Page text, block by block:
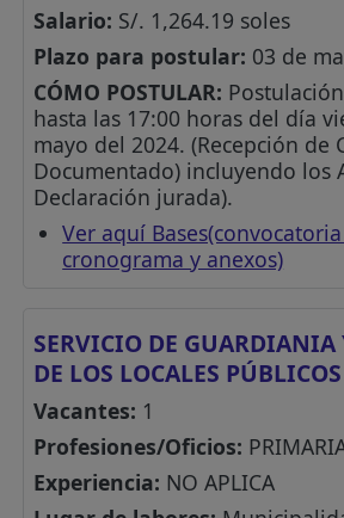
Salario: S/. 1,264.19 soles
Plazo para postular: 03 de
CÓMO POSTULAR:
hasta las 17:00 horas del día
mayo del 2024. (Recepción de
Documentado) incluyendo los
Declaración jurada).
Ver aquí
cronograma y anexos)
SERVICIO DE
DE LOS LOCALES
Vacantes: 1
Profesiones/Oficios:
Experiencia: NO APLICA